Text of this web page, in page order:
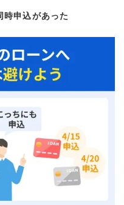
時申込があった